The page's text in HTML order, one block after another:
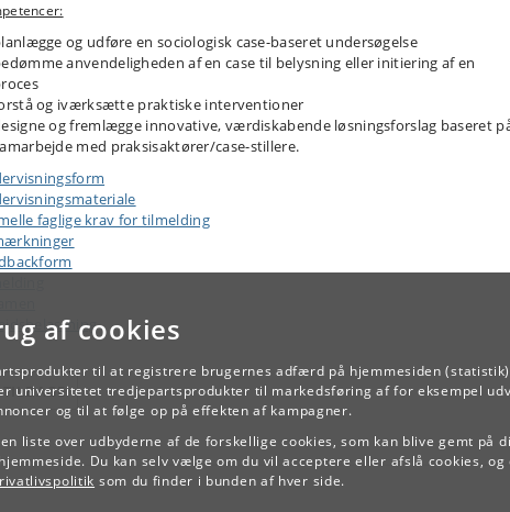
af cookies
til at registrere brugernes adfærd på hjemmesiden
universitetet tredjepartsprodukter til markedsføring af for eksempel
og til at følge op på effekten af kampagner.
liste over udbyderne af de forskellige cookies, som kan blive gemt på
Du kan selv vælge om du vil acceptere eller afslå cookies,
som du finder i bunden af hver side.
og udføre en sociologisk case-baseret undersøgelse
anvendeligheden af en case til belysning eller initiering af en
og iværksætte praktiske interventioner
og fremlægge innovative, værdiskabende løsningsforslag baseret
med praksisaktører/case-stillere.
faglige krav for tilmelding
TILBAGE